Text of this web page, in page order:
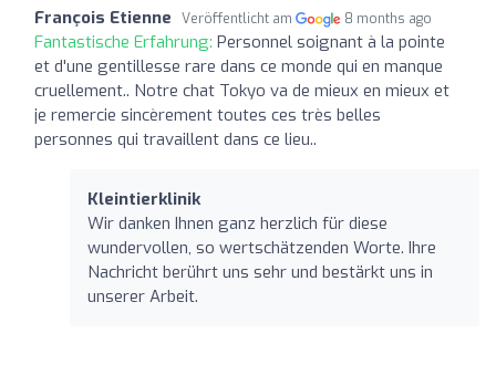
François Etienne Veröffentlicht am 8 months ago
Fantastische Erfahrung: Personnel soignant à la pointe
et d'une gentillesse rare dans ce monde qui en manque
cruellement.. Notre chat Tokyo va de mieux en mieux et
je remercie sincèrement toutes ces très belles
personnes qui travaillent dans ce lieu..
Kleintierklinik
Wir danken Ihnen ganz herzlich für diese
wundervollen, so wertschätzenden Worte. Ihre
Nachricht berührt uns sehr und bestärkt uns in
unserer Arbeit.